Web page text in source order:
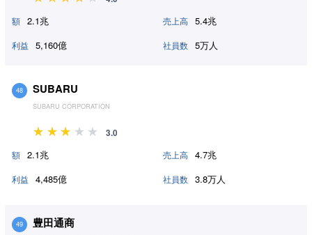
額 2.1兆 売上高 5.4兆
利益 5,160億 社員数 5万人
48 SUBARU
SUBARU CORPORATION
3.0
額 2.1兆 売上高 4.7兆
利益 4,485億 社員数 3.8万人
49 豊田通商